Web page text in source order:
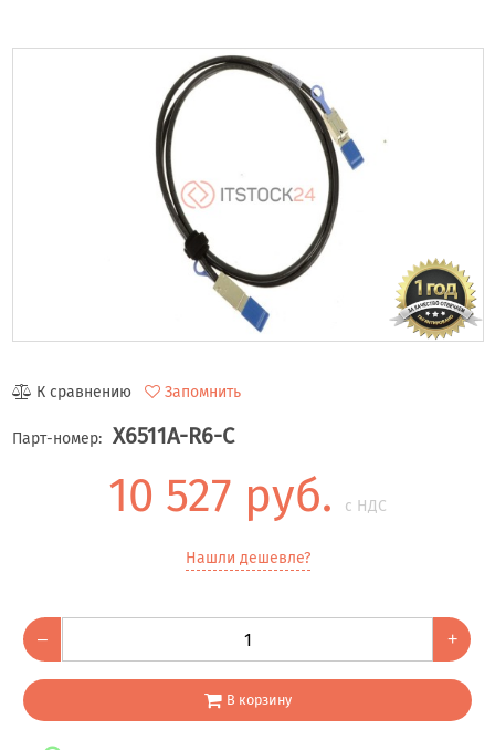
К сравнению Запомнить
Парт-номер: X6511A-R6-C
10 527 руб. с НДС
Нашли дешевле?
– +
В корзину